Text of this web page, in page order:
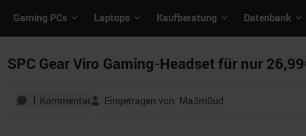
Gaming PCs Laptops Kaufberatung Datenbank
SPC Gear Viro Gaming-Headset für nur
1 Kommentar Eingetragen von: Ma3m0ud